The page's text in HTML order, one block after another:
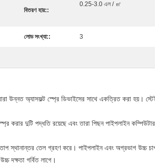
বিতরণ হার::
0.25-3.0 এল / ㎡
লোড সংখ্যা:: 3
উন্নত অ্যাসফল্ট স্প্রে ডিভাইসের সাথে একত্রিত করা হয়।
করার দুটি পদ্ধতি রয়েছে এবং তারা পিছন পাইপলাইন
স্থানান্তর তেল গ্রহণ করে। পাইপলাইন এবং অগ্রভাগ উচ্চ
দক্ষতা গর্বিত লাগে।